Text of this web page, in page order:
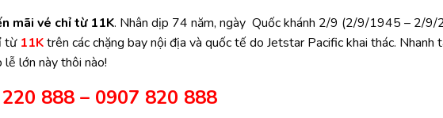
mãi vé chỉ từ 11K. Nhân dịp 74 năm, ngày Quốc khánh 2/9 (2/9/1945 – 2/9/
từ 11Ktrên các chặng bay nội địa và quốc tế do Jetstar Pacific khai thác. Nhanh
lớn này thôi nào!
888 – 0907 820 888